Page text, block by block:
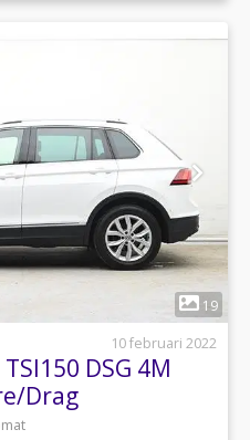
19
10 februari 2022
DSG 4M
Drag